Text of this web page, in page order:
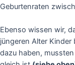
Geburtenraten
Ebenso wissen wir,
jüngeren Alter
dazu haben,